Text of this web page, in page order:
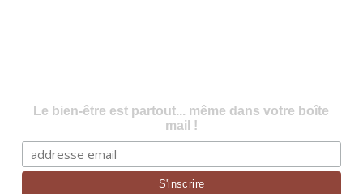
Le bien-être est partout... même dans votre boîte
mail !